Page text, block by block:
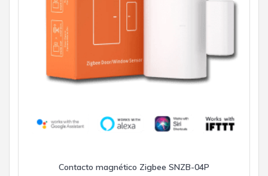
Contacto magnético Zigbee SNZB-04P